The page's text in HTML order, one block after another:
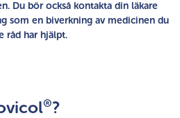
Du bör också kontakta din läkare
som en biverkning av medicinen du
råd har hjälpt.
®?